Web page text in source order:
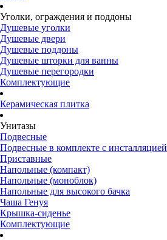
Уголки, ограждения и поддоны
Душевые уголки
Душевые двери
Душевые поддоны
Душевые шторки для ванны
Душевые перегородки
Комплектующие
Керамическая плитка
Унитазы
Подвесные
Подвесные в комплекте с инсталляцией
Приставные
Напольные (компакт)
Напольные (моноблок)
Напольные для высокого бачка
Чаша Генуя
Крышка-сиденье
Комплектующие